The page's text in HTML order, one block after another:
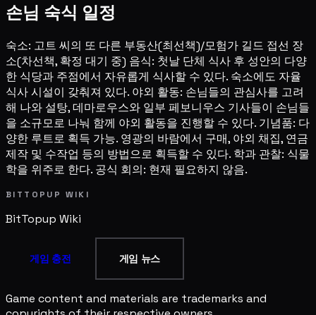
손님 숙식 일정
숙소: 고트 씨의 또 다른 부동산(최선책)/모험가 길드 접선 장
소(차선책, 확정 대기 중) 음식: 첫날 단체 식사 후 성안의 다양
한 식당과 주점에서 자유롭게 식사할 수 있다. 숙소에도 자율
식사 시설이 갖춰져 있다. 야외 활동: 손님들의 관심사를 고려
해 나와 설탕, 데마로우스와 일부 페보니우스 기사들이 손님들
을 소규모로 나눠 함께 야외 활동을 진행할 수 있다. 기념품: 다
양한 루트로 획득 가능. 영광의 바람에서 구매, 야외 채집, 연금
제작 및 수작업 등의 방법으로 획득할 수 있다. 학과 관찰: 식물
학을 위주로 한다. 공식 회의: 현재 필요하지 않음.
BITTOPUP WIKI
BitTopup Wiki
게임 충전 게임 뉴스
Game content and materials are trademarks and